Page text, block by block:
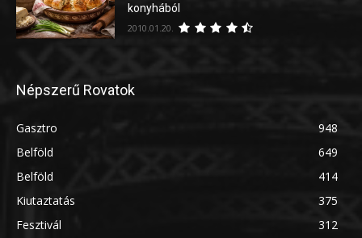
konyhából
2010.01.20.
Népszerű Rovatok
Gasztro
948
Belföld
649
Belföld
414
Kiutaztatás
375
Fesztivál
312